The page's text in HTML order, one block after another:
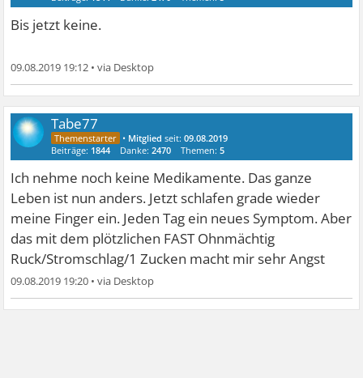
Bis jetzt keine.
09.08.2019 19:12 •
Tabe77
• Mitglied seit:09.08.2019
Beiträge: 1844 Danke:2470 Themen:5
Ich nehme noch keine Medikamente. Das ganze
Leben ist nun anders. Jetzt schlafen grade wieder
meine Finger ein. Jeden Tag ein neues Symptom. Aber
das mit dem plötzlichen FAST Ohnmächtig
Ruck/Stromschlag/1 Zucken macht mir sehr Angst
09.08.2019 19:20 •